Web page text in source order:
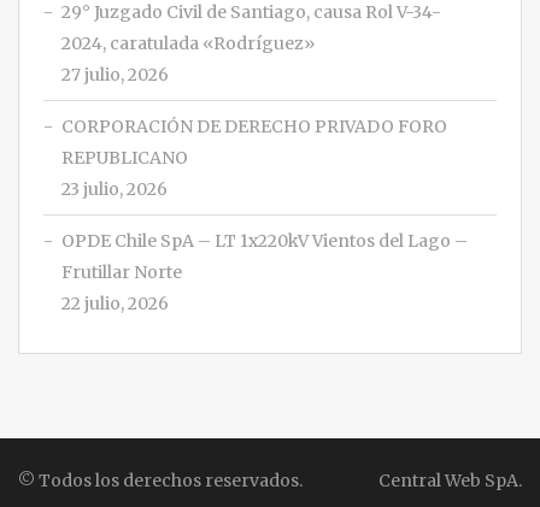
29° Juzgado Civil de Santiago, causa Rol V-34-
2024, caratulada «Rodríguez»
27 julio, 2026
CORPORACIÓN DE DERECHO PRIVADO FORO
REPUBLICANO
23 julio, 2026
OPDE Chile SpA – LT 1x220kV Vientos del Lago –
Frutillar Norte
22 julio, 2026
© Todos los derechos reservados. Central Web SpA.